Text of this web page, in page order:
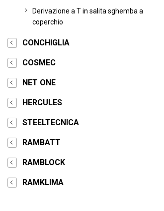
Derivazione a T in salita sghemba a
coperchio
CONCHIGLIA
COSMEC
NET ONE
HERCULES
STEELTECNICA
RAMBATT
RAMBLOCK
RAMKLIMA